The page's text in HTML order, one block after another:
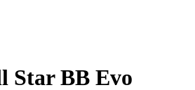
Star BB Evo